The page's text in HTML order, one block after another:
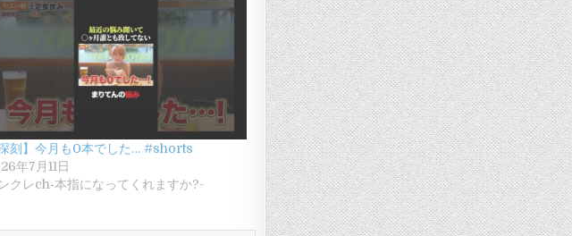
深刻】今月も0本でした… #shorts
年7月11日
クレch‐本指になってくれますか?-